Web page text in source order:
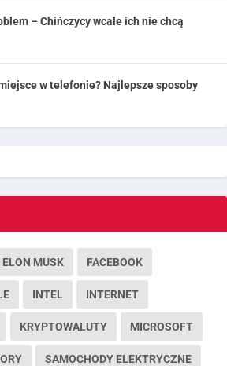
– Chińczycy wcale ich nie chcą
w telefonie? Najlepsze sposoby
ELON MUSK FACEBOOK
INTEL INTERNET
KRYPTOWALUTY MICROSOFT
SAMOCHODY ELEKTRYCZNE